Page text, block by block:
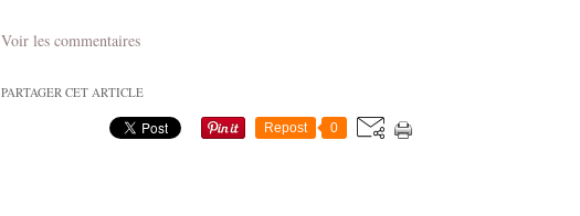
Voir les commentaires
PARTAGER CET ARTICLE
Repost 0